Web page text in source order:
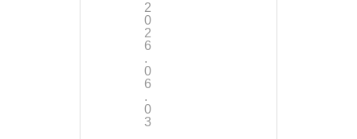
勤
続
2
0
周
2
0
2
6
.
0
6
.
0
3